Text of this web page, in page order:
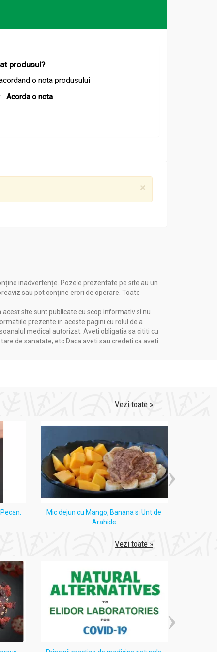
produsul?
o nota produsului
Acorda o nota
×
inadvertențe. Pozele prezentate pe site au un
sau pot conține erori de operare. Toate
site sunt publicate cu scop informativ si nu
prezente in aceste pagini cu rolul de a
medical autorizat. Aveti obligatia sa cititi cu
de sanatate, etc Daca aveti sau credeti ca aveti
Vezi toate »
Mic dejun cu Mango, Banana si Unt de
Arahide
Vezi toate »